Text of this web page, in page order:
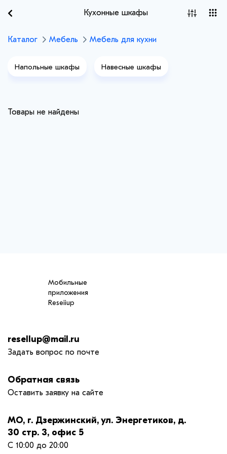
Кухонные шкафы
Каталог Мебель Мебель для кухни
Напольные шкафы Навесные шкафы
Товары не найдены
Мобильные
приложения
Reseiiup
resellup@mail.ru
Задать вопрос по почте
Обратная связь
Оставить заявку на сайте
МО, г. Дзержинский, ул. Энергетиков, д.
30 стр. 3, офис 5
С 10:00 до 20:00